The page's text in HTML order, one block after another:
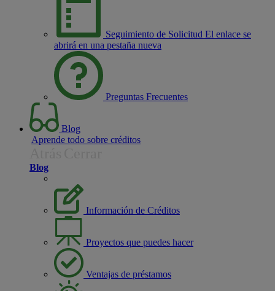
Seguimiento de Solicitud El enlace se
abrirá en una pestaña nueva
Preguntas Frecuentes
Blog
Aprende todo sobre créditos
Blog
Información de Créditos
Proyectos que puedes hacer
Ventajas de préstamos